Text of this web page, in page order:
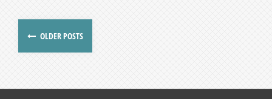
OLDER POSTS